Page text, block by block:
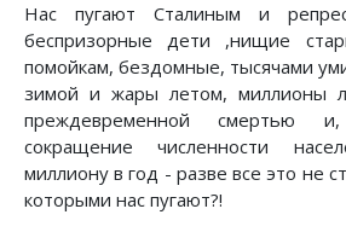
Нас пугают Сталиным и
беспризорные дети ,нищие
помойкам, бездомные, тысячами
зимой и жары летом, миллионы
преждевременной смертью
сокращение численности
миллиону в год - разве все это не
которыми нас пугают?!